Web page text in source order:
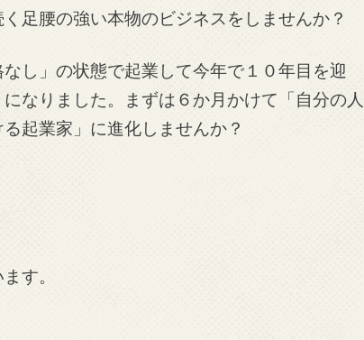
足腰の強い本物のビジネスをしませんか？
し」の状態で起業して今年で１０年目を迎
なりました。まずは６か月かけて「自分の人
起業家」に進化しませんか？
す。